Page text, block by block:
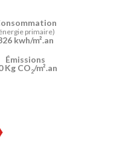
primaire)
kwh/m².an
Émissions
Kg CO2/m².an